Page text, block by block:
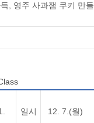
, 영주 사과잼 쿠키 만들
일시 12. 7.(월)